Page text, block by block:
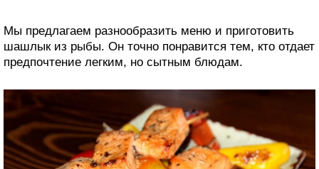
Мы предлагаем разнообразить меню и приготовить
шашлык из рыбы. Он точно понравится тем, кто отдает
предпочтение легким, но сытным блюдам.